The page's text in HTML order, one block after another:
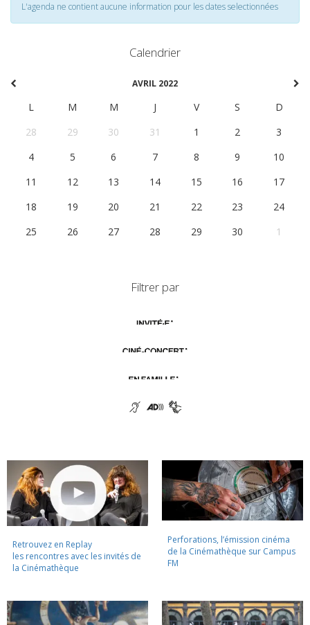
L'agenda ne contient aucune information pour les dates selectionnées
Calendrier
AVRIL 2022
L M M J V S
D
28
29 30 31 1 2
3
4
5 6 7 8 9
10
11
12 13 14 15 16
17
18
19 20 21 22 23
24
25
26 27 28 29 30 1
Filtrer par
Retrouvez en Replay
les rencontres avec les invités de
la Cinémathèque
Perforations, l’émission cinéma
de la Cinémathèque sur Campus
FM